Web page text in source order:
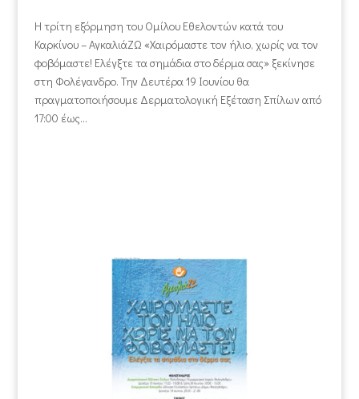
Η τρίτη εξόρμηση του Ομίλου Εθελοντών κατά του
Καρκίνου – ΑγκαλιάΖΩ «Χαιρόμαστε τον ήλιο, χωρίς να τον
φοβόμαστε! Ελέγξτε τα σημάδια στο δέρμα σας» ξεκίνησε
στη Φολέγανδρο. Την Δευτέρα 19 Ιουνίου θα
πραγματοποιήσουμε Δερματολογική Εξέταση Σπίλων από
17:00 έως...